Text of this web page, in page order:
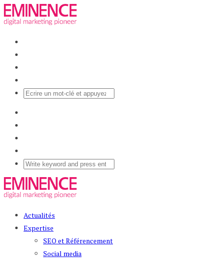
Actualités
Expertise
SEO et Référencement
Social media